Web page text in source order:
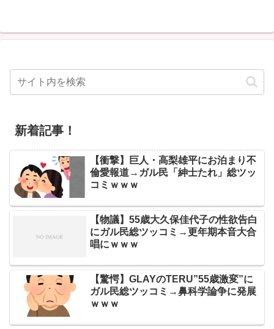
新着記事！
【衝撃】巨人・高梨雄平にお泊まり不
倫愛報道→ガル民「紳士たれ」総ツッ
コミｗｗｗ
【物議】55歳大久保佳代子の性欲告白
にガル民総ツッコミ→更年期本音大合
唱にｗｗｗ
【驚愕】GLAYのTERU”55歳激変”に
ガル民総ツッコミ→鼻科学論争に発展
ｗｗｗ